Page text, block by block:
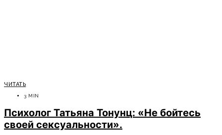
ЧИТАТЬ
3 MIN
Психолог Татьяна Тонунц: «Не бойтесь
своей сексуальности».